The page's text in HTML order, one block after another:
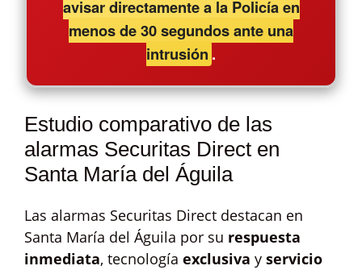
avisar directamente a la Policía en
menos de 30 segundos ante una
intrusión .
Estudio comparativo de las
alarmas Securitas Direct en
Santa María del Águila
Las alarmas Securitas Direct destacan en
Santa María del Águila por su respuesta
inmediata, tecnología exclusiva y servicio